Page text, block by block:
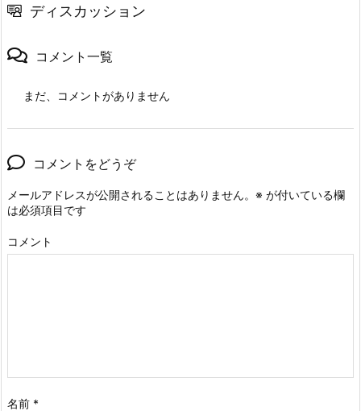
ディスカッション
コメント一覧
まだ、コメントがありません
コメントをどうぞ
メールアドレスが公開されることはありません。 ※ が付いている欄
は必須項目です
コメント
名前 *